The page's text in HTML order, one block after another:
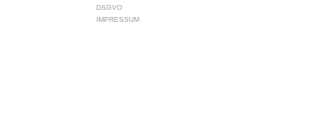
DSGVO
IMPRESSUM